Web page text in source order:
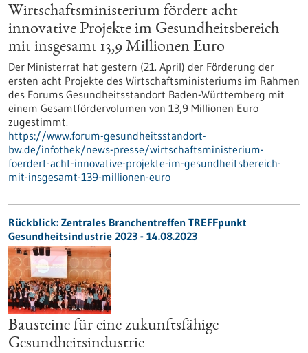
Wirtschaftsministerium fördert acht
innovative Projekte im Gesundheitsbereich
mit insgesamt 13,9 Millionen Euro
Der Ministerrat hat gestern (21. April) der Förderung der
ersten acht Projekte des Wirtschaftsministeriums im Rahmen
des Forums Gesundheitsstandort Baden-Württemberg mit
einem Gesamtfördervolumen von 13,9 Millionen Euro
zugestimmt.
https://www.forum-gesundheitsstandort-
bw.de/infothek/news-presse/wirtschaftsministerium-
foerdert-acht-innovative-projekte-im-gesundheitsbereich-
mit-insgesamt-139-millionen-euro
Rückblick: Zentrales Branchentreffen TREFFpunkt
Gesundheitsindustrie 2023 - 14.08.2023
Bausteine für eine zukunftsfähige
Gesundheitsindustrie